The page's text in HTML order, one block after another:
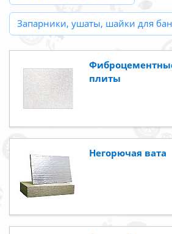
Запарники, ушаты, шайки для
плиты
Негорючая вата